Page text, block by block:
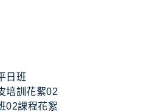
日班
培訓花絮02
02課程花絮